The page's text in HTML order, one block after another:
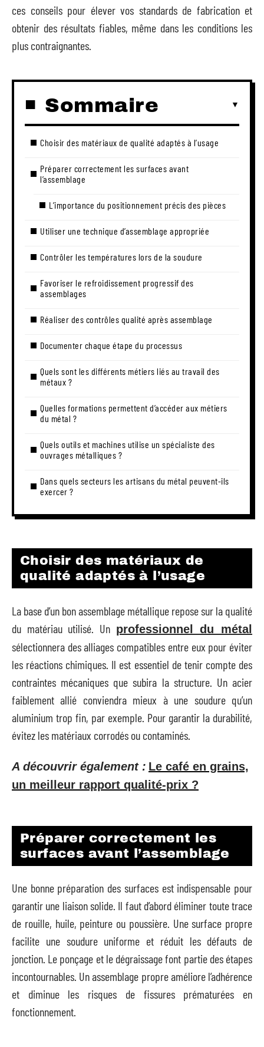
ces conseils pour élever vos standards de fabrication et
obtenir des résultats fiables, même dans les conditions les
plus contraignantes.
Sommaire
Choisir des matériaux de qualité adaptés à l’usage
Préparer correctement les surfaces avant
l’assemblage
L’importance du positionnement précis des pièces
Utiliser une technique d’assemblage appropriée
Contrôler les températures lors de la soudure
Favoriser le refroidissement progressif des
assemblages
Réaliser des contrôles qualité après assemblage
Documenter chaque étape du processus
Quels sont les différents métiers liés au travail des
métaux ?
Quelles formations permettent d’accéder aux métiers
du métal ?
Quels outils et machines utilise un spécialiste des
ouvrages métalliques ?
Dans quels secteurs les artisans du métal peuvent-ils
exercer ?
Choisir des matériaux de
qualité adaptés à l’usage
La base d’un bon assemblage métallique repose sur la qualité
du matériau utilisé. Un professionnel du métal
sélectionnera des alliages compatibles entre eux pour éviter
les réactions chimiques. Il est essentiel de tenir compte des
contraintes mécaniques que subira la structure. Un acier
faiblement allié conviendra mieux à une soudure qu’un
aluminium trop fin, par exemple. Pour garantir la durabilité,
évitez les matériaux corrodés ou contaminés.
A découvrir également : Le café en grains,
un meilleur rapport qualité-prix ?
Préparer correctement les
surfaces avant l’assemblage
Une bonne préparation des surfaces est indispensable pour
garantir une liaison solide. Il faut d’abord éliminer toute trace
de rouille, huile, peinture ou poussière. Une surface propre
facilite une soudure uniforme et réduit les défauts de
jonction. Le ponçage et le dégraissage font partie des étapes
incontournables. Un assemblage propre améliore l’adhérence
et diminue les risques de fissures prématurées en
fonctionnement.